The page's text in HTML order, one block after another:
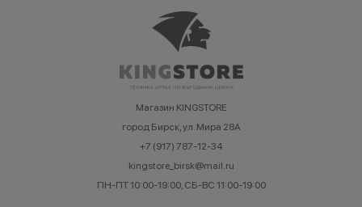
Магазин KINGSTORE
город Бирск, ул. Мира 28А
+7 (917) 787-12-34
kingstore_birsk@mail.ru
ПН-ПТ 10:00-19:00, СБ-ВС 11:00-19:00